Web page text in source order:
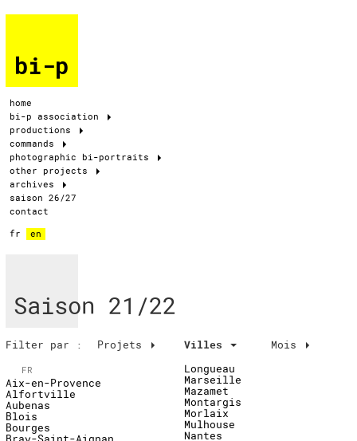
bi-p
home
bi-p association
productions
commands
photographic bi-portraits
other projects
archives
saison 26/27
contact
fr
en
Saison 21/22
Filter par : Projets Villes Mois
FR
Aix-en-Provence
Alfortville
Aubenas
Blois
Bourges
Longueau
Marseille
Mazamet
Montargis
Morlaix
Mulhouse
Nantes